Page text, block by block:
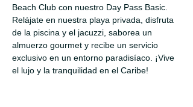
Beach Club con nuestro Day Pass Basic.
Relájate en nuestra playa privada, disfruta
de la piscina y el jacuzzi, saborea un
almuerzo gourmet y recibe un servicio
exclusivo en un entorno paradisíaco. ¡Vive
el lujo y la tranquilidad en el Caribe!